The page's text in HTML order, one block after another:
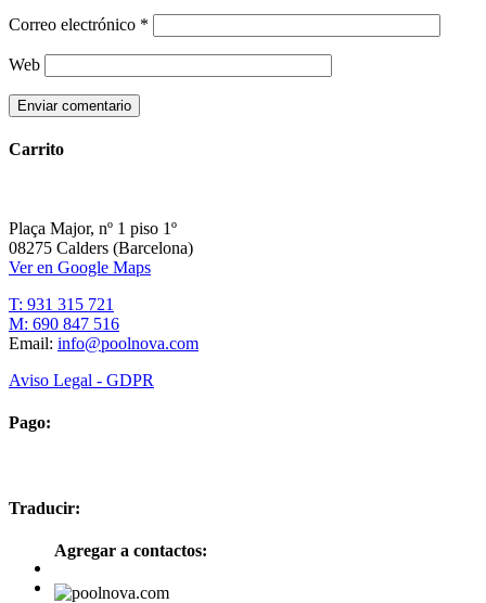
Correo electrónico *
Web
Carrito
Plaça Major, nº 1 piso 1º
08275 Calders (Barcelona)
Ver en Google Maps
T: 931 315 721
M: 690 847 516
Email: info@poolnova.com
Aviso Legal - GDPR
Pago:
Traducir:
Agregar a contactos: